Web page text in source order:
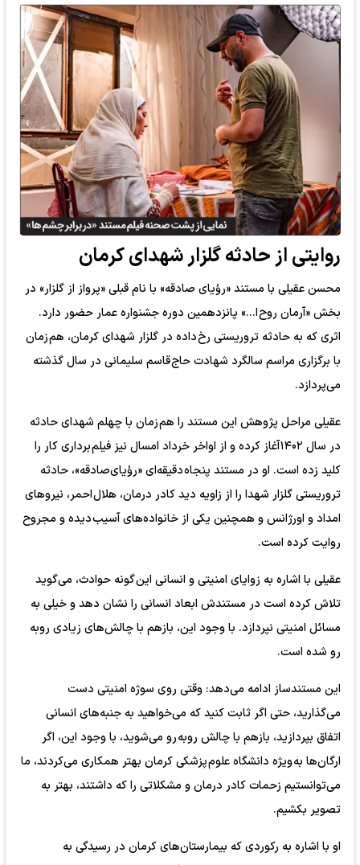
روایتی از حادثه گلزار شهدای کرمان
محسن عقیلی با مستند «رؤیای صادقه» با نام قبلی «پرواز از گلزار» در
بخش «آرمان روح ا...» پانزدهمین دوره جشنواره عمار حضور دارد.
اثری که به حادثه تروریستی رخ داده در گلزار شهدای کرمان، هم زمان
با برگزاری مراسم سالگرد شهادت حاج قاسم سلیمانی در سال گذشته
می‌پردازد.
عقیلی مراحل پژوهش این مستند را هم زمان با چهلم شهدای حادثه
در سال ۱۴۰۲ آغاز کرده و از اواخر خرداد امسال نیز فیلم برداری کار را
کلید زده است. او در مستند پنجاه دقیقه‌ای «رؤیای‌صادقه»، حادثه
تروریستی گلزار شهدا را از زاویه دید کادر درمان، هلال احمر، نیرو‌های
امداد و اورژانس و همچنین یکی از خانواده‌های آسیب دیده و مجروح
روایت کرده است.
عقیلی با اشاره به زوایای امنیتی و انسانی این گونه حوادث، می‌گوید
تلاش کرده است در مستندش ابعاد انسانی را نشان دهد و خیلی به
مسائل امنیتی نپردازد. با وجود این، بازهم با چالش‌های زیادی روبه
رو شده است.
این مستندساز ادامه می‌دهد: وقتی روی سوژه امنیتی دست
می‌گذارید، حتی اگر ثابت کنید که می‌خواهید به جنبه‌های انسانی
اتفاق بپردازید، بازهم با چالش روبه رو می‌شوید، با وجود این، اگر
ارگان‌ها به ویژه دانشگاه علوم پزشکی کرمان بهتر همکاری می‌کردند، ما
می‌توانستیم زحمات کادر درمان و مشکلاتی را که داشتند، بهتر به
تصویر بکشیم.
او با اشاره به رکوردی که بیمارستان‌های کرمان در رسیدگی به